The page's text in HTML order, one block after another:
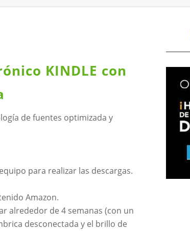
KINDLE con
de fuentes optimizada y
para realizar las descargas.
Amazon.
alrededor de 4 semanas (con un
desconectada y el brillo de